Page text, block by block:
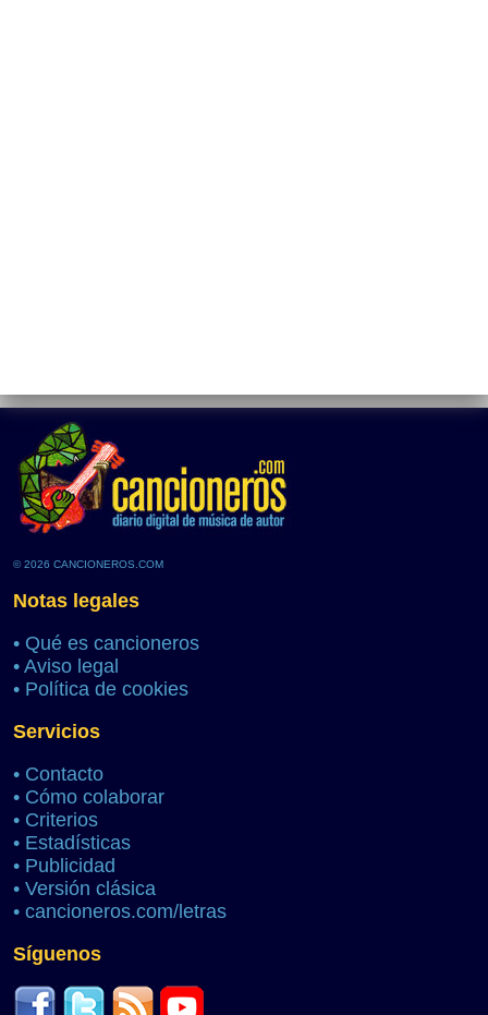
© 2026 CANCIONEROS.COM
Notas legales
• Qué es cancioneros
• Aviso legal
• Política de cookies
Servicios
• Contacto
• Cómo colaborar
• Criterios
• Estadísticas
• Publicidad
• Versión clásica
• cancioneros.com/letras
Síguenos